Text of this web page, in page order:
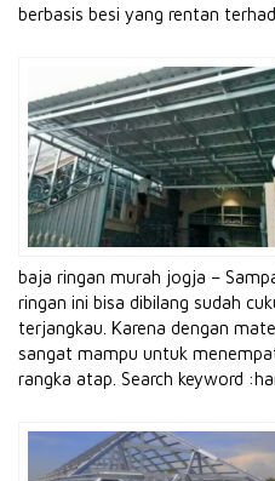
berbasis besi yang rentan
baja ringan murah jogja –
ringan ini bisa dibilang sudah
terjangkau. Karena dengan
sangat mampu untuk
rangka atap. Search keyword